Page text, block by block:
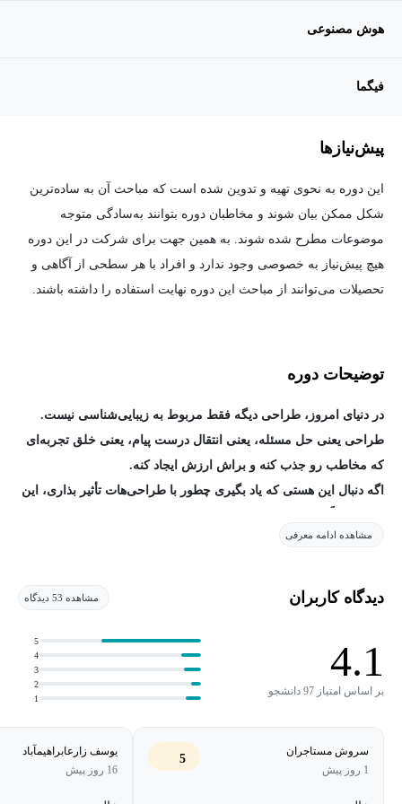
هوش مصنوعی
فیگما
پیش‌نیاز‌ها
این دوره به نحوی تهیه و تدوین شده است که مباحث آن به ساده‌ترین
شکل ممکن بیان شوند و مخاطبان دوره بتوانند به‌سادگی متوجه
موضوعات مطرح شده شوند. به همین جهت برای شرکت در این دوره
هیچ پیش‌نیاز به خصوصی وجود ندارد و افراد با هر سطحی از آگاهی و
تحصیلات می‌توانند از مباحث این دوره نهایت استفاده را داشته باشند.
توضیحات دوره
در دنیای امروز، طراحی دیگه فقط مربوط به زیبایی‌شناسی نیست.
طراحی یعنی حل مسئله، یعنی انتقال درست پیام، یعنی خلق تجربه‌ای
که مخاطب رو جذب کنه و براش ارزش ایجاد کنه.
اگه دنبال این هستی که یاد بگیری چطور با طراحی‌هات تأثیر بذاری، این
سراغ تقویت هوش بصری و روش‌هایی برای افزایش خلاقیت. به‌مرور
یاد می‌گیریم چطور با ترکیب رنگ، فونت و تصویر، طراحی‌های
فصل دوم وارد دنیای هوش مصنوعی می‌شه، موضوع داغ این روزها که
بگیریم.
مشاهده ادامه معرفی
دیدگاه کاربران مشاهده 53 دیدگاه
4.1
بر اساس امتیاز 97 دانشجو
1
2
3
4
5
سروش مستاجران
1 روز پیش
5
یوسف زارعابراهیمآباد
16 روز پیش